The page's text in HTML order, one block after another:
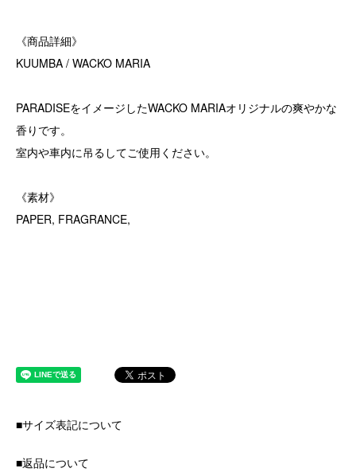
《商品詳細》
KUUMBA / WACKO MARIA
PARADISEをイメージしたWACKO MARIAオリジナルの爽やかな
香りです。
室内や車内に吊るしてご使用ください。
《素材》
PAPER, FRAGRANCE,
■サイズ表記について
■返品について